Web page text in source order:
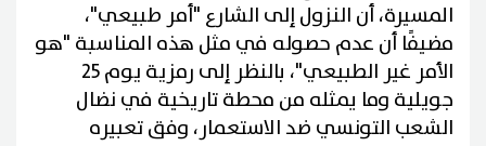
المسيرة، أن النزول إلى الشارع "أمر طبيعي"،
مضيفًا أن عدم حصوله في مثل هذه المناسبة "هو
الأمر غير الطبيعي"، بالنظر إلى رمزية يوم 25
جويلية وما يمثله من محطة تاريخية في نضال
الشعب التونسي ضد الاستعمار، وفق تعبيره